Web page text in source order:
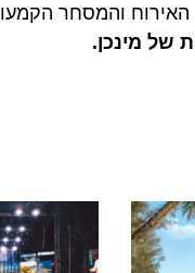
והמסחר הקמעונאי.
מינכן.